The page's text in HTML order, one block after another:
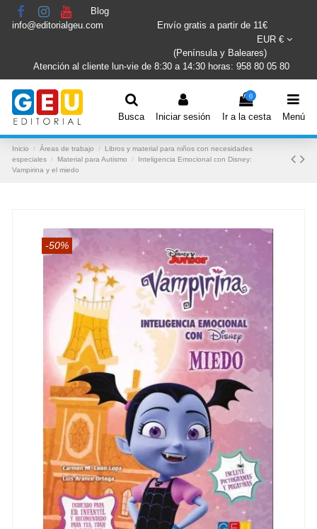
Blog
info@editorialgeu.com
Envío gratis a partir de 11€
EUR €
(Península y Baleares)
Atención al cliente lun-vie de 8:30 a 14:30 horas: 958 80 05 80
Busca Iniciar sesión
0
Ir a la cesta Menú
Inicio Áreas de trabajo
Libros y material para niños con necesidades
especiales
Material para Autismo
Inteligencia Emocional con Disney:
Vampirina y el miedo
-50%